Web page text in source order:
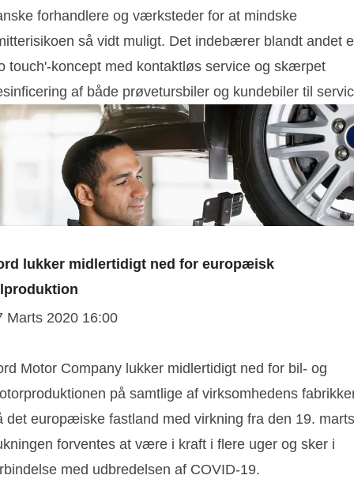
forhandlere og værksteder for at mindske
så vidt muligt. Det indebærer blandt andet
touch'-koncept med kontaktløs service og skærpet
af både prøvetursbiler og kundebiler til
lukker midlertidigt ned for europæisk
Marts 2020 16:00
Motor Company lukker midlertidigt ned for bil- og
på samtlige af virksomhedens
det europæiske fastland med virkning fra den 19.
forventes at være i kraft i flere uger og sker i
med udbredelsen af COVID-19.